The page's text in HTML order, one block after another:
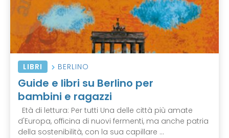
LIBRI BERLINO
Guide e libri su Berlino per
bambini e ragazzi
Età di lettura: Per tutti Una delle città più amate
d'Europa, officina di nuovi fermenti, ma anche patria
della sostenibilità, con la sua capillare ...